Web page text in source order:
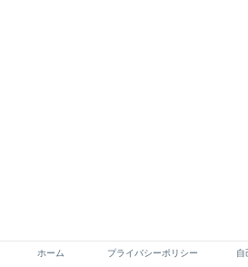
ホーム プライバシーポリシー 自